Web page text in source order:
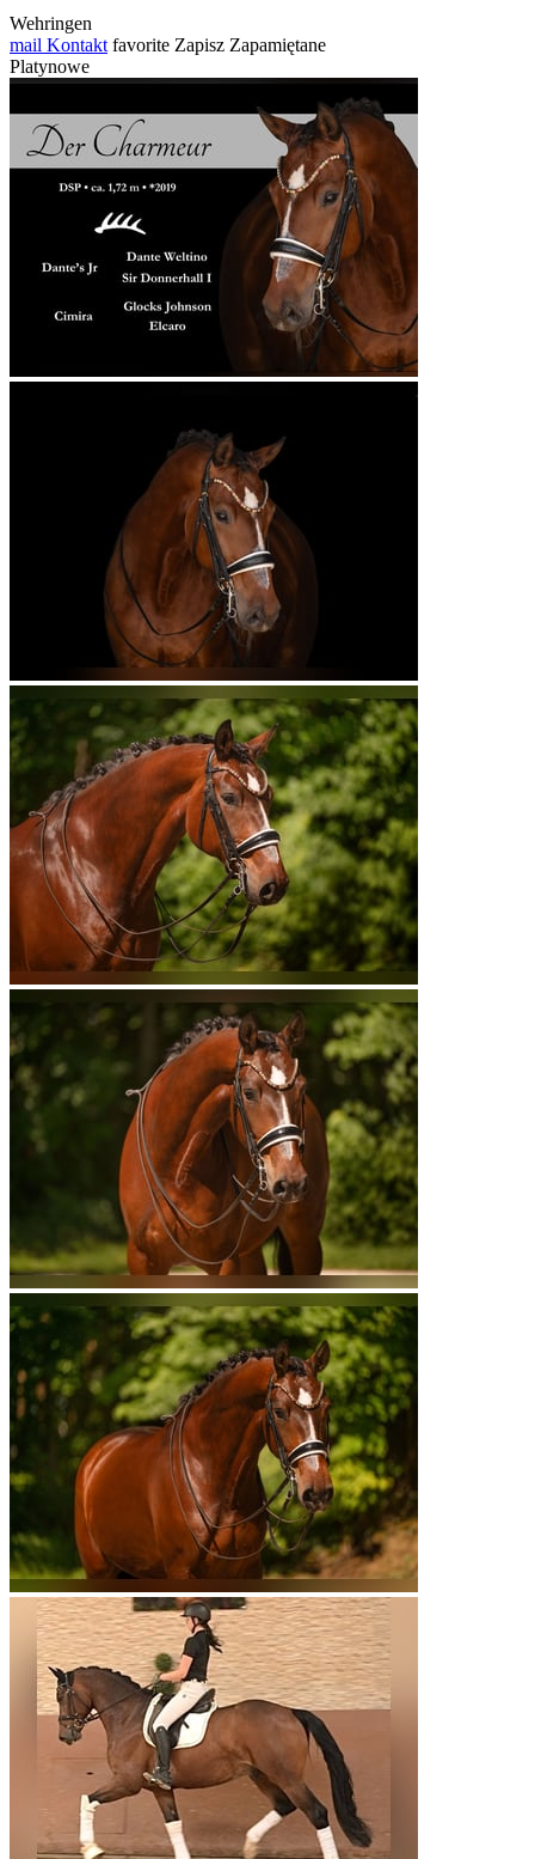
Wehringen
mail Kontakt favorite Zapisz Zapamiętane
Platynowe